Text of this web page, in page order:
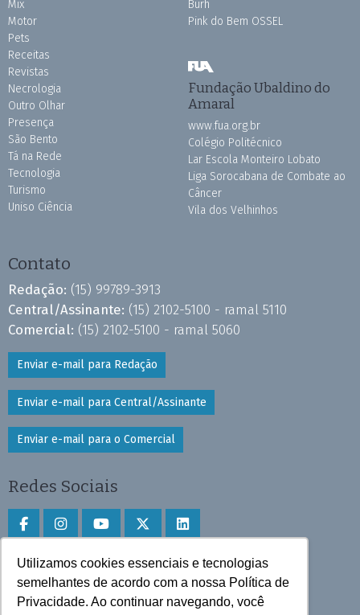
Utilizamos cookies essenciais e tecnologias
semelhantes de acordo com a nossa Política de
Privacidade. Ao continuar navegando, você
Mix
Motor
Pets
Receitas
Revistas
Necrologia
Outro Olhar
Presença
São Bento
Tá na Rede
Tecnologia
Turismo
Uniso Ciência
Burh
Pink do Bem OSSEL
Fundação Ubaldino do
Amaral
www.fua.org.br
Colégio Politécnico
Lar Escola Monteiro Lobato
Liga Sorocabana de Combate ao
Câncer
Vila dos Velhinhos
Contato
Redação: (15) 99789-3913
Central/Assinante: (15) 2102-5100 - ramal 5110
Comercial: (15) 2102-5100 - ramal 5060
Enviar e-mail para Redação
Enviar e-mail para Central/Assinante
Enviar e-mail para o Comercial
Redes Sociais
Faça download do aplicativo
Play Store e App Store